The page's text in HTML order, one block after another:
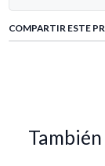
COMPARTIR ESTE